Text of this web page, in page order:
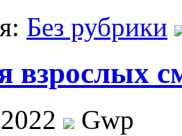
Без рубрики
взрослых
Gwp